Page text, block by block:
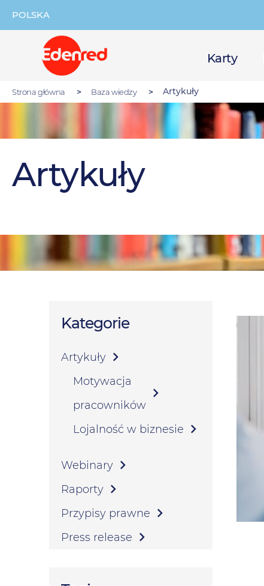
POLSKA
nawigacja
Karty
Strona główna Baza wiedzy Artykuły
Artykuły
Kategorie
Artykuły
Motywacja
pracowników
Lojalność w biznesie
Webinary
Raporty
Przypisy prawne
Press release